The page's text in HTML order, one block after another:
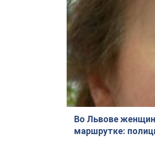
Во Львове
маршрутке: